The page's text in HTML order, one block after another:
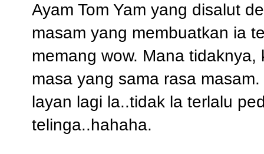
Ayam Tom Yam yang disalut
masam yang membuatkan ia
memang wow. Mana
masa yang sama rasa
layan lagi la..tidak la terlalu
telinga..hahaha.